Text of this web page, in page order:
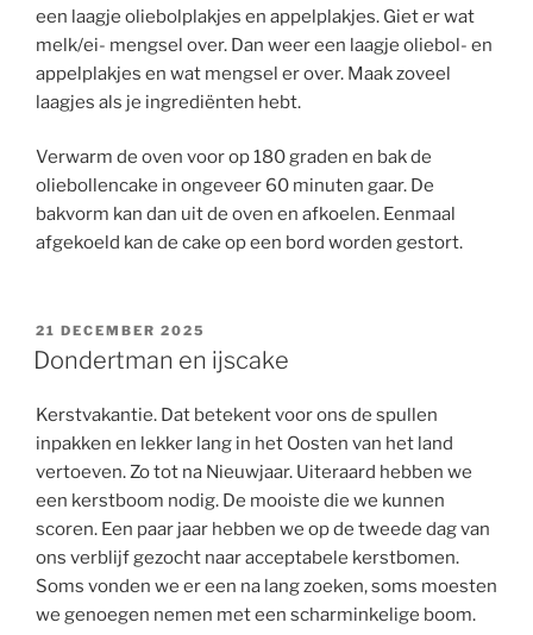
een laagje oliebolplakjes en appelplakjes. Giet er wat
melk/ei- mengsel over. Dan weer een laagje oliebol- en
appelplakjes en wat mengsel er over. Maak zoveel
laagjes als je ingrediënten hebt.
Verwarm de oven voor op 180 graden en bak de
oliebollencake in ongeveer 60 minuten gaar. De
bakvorm kan dan uit de oven en afkoelen. Eenmaal
afgekoeld kan de cake op een bord worden gestort.
GEPLAATST
OP
21 DECEMBER 2025
Dondertman en ijscake
Kerstvakantie. Dat betekent voor ons de spullen
inpakken en lekker lang in het Oosten van het land
vertoeven. Zo tot na Nieuwjaar. Uiteraard hebben we
een kerstboom nodig. De mooiste die we kunnen
scoren. Een paar jaar hebben we op de tweede dag van
ons verblijf gezocht naar acceptabele kerstbomen.
Soms vonden we er een na lang zoeken, soms moesten
we genoegen nemen met een scharminkelige boom.